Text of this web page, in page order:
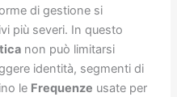
di gestione si
più severi. In questo
non può limitarsi
identità, segmenti di
le Frequenze usate per